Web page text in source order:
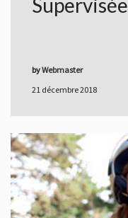
21 décembre 2018
byWebmaster